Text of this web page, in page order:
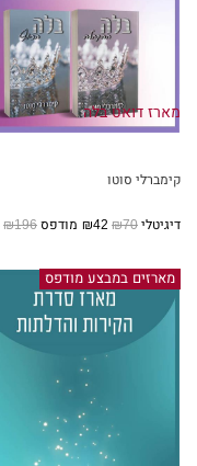
מארז דואט בלה
קימברלי סוטו
דיגיטלי₪70 מודפס₪196
מארזים במבצע מודפס